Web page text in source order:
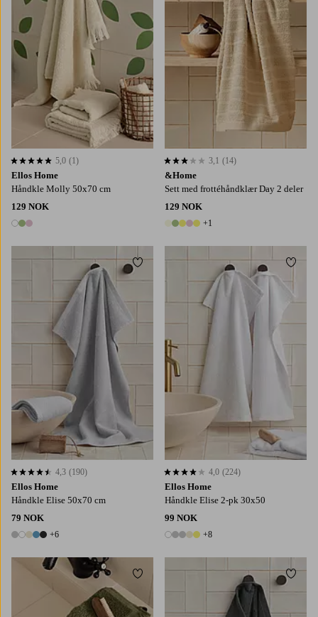
Ellos Home
Håndkle Molly 50x70 cm
129 NOK
3 farger
5,0 basert på 1 karaktergivninger
5,0 (1)
&Home
Sett med frottéhåndklær Day 2 deler
129 NOK
6 farger
+1
3,1 basert på 14 karaktergivninger
3,1 (14)
Ellos Home
Håndkle Elise 50x70 cm
79 NOK
11 farger
+6
4,3 basert på 190 karaktergivninger
4,3 (190)
Legg til favoritter
Ellos Home
Håndkle Elise 2-pk 30x50
99 NOK
13 farger
+8
4,0 basert på 224 karaktergivninger
4,0 (224)
Legg til favoritter